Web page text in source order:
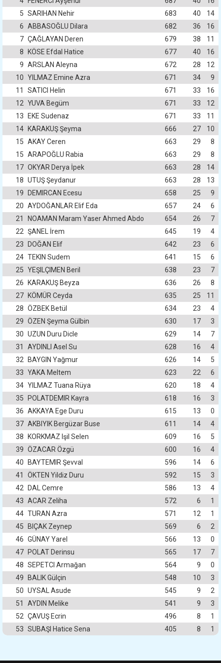
5 SARIHAN Nehir 683 40
14
6 ABBASOĞLU Dilara 682 36
16
7 ÇAĞLAYAN Deren 679 38
11
8
KÖSE Efdal Hatice 677 40
16
9 ARSLAN Aleyna 672 28
12
10 YILMAZ Emine Azra 671 34
9
11
SATICI Helin 671 33
16
12 YUVA Begüm 671 33
12
13
EKE Sudenaz 671 33
11
14
KARAKUŞ Şeyma 666 27
10
15 AKAY Ceren 663 29
8
15 ARAPOĞLU Rabia 663 29
8
17 OKYAR Derya İpek 663 28
14
18 UTUŞ Şeydanur 663 28
13
19
DEMIRCAN Ecesu 658 25
9
20 AYDOĞANLAR Elif Eda 657 24
6
21
NOAMAN Maram Yaser Ahmed Abdo 654 26
7
22 ŞANEL İrem 645 19
4
23
DOĞAN Elif 642 23
6
24 TEKIN Sudem 641 15
6
25 YEŞILÇIMEN Beril 638 23
7
26
KARAKUŞ Beyza 636 26
8
27
KÖMÜR Ceyda 635 25
11
28 ÖZBEK Betül 634 23
4
29 ÖZEN Şeyma Gülbin 630 17
3
30 UZUN Duru Dicle 629 14
7
31
AYDINLI Asel Su 628 16
4
32
BAYGIN Yağmur 626 14
5
33 YAKA Meltem 623 22
6
34 YILMAZ Tuana Rüya 620 18
4
35
POLATDEMIR Kayra 618 16
3
36 AKKAYA Ege Duru 615 13
0
37 AKBIYIK Bergüzar Buse 611 14
4
38
KORKMAZ Işil Selen 609 16
5
39 ÖZACAR Özgü 600 16
4
40
BAYTEMIR Şevval 596 14
6
41
ÖKTEN Yildiz Duru 592 15
3
42
DAL Cemre 586 13
4
43 ACAR Zeliha 572 6
1
44 TURAN Azra 571 12
1
45
BIÇAK Zeynep 569 6
2
46 GÜNAY Yarel 566 13
0
47
POLAT Derinsu 565 17
7
48 SEPETCI Armağan 564 9
0
49
BALIK Gülçin 548 10
3
50 UYSAL Asude 545 9
2
51
AYDIN Melike 541 9
3
52 ÇAVUŞ Ecrin 496 8
1
53 SUBAŞI Hatice Sena 405 8 1